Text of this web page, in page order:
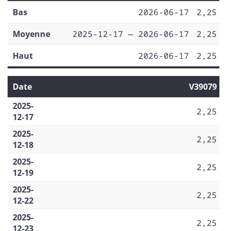
Bas
2026-06-17
2,25
Moyenne
2025-12-17 — 2026-06-17
2,25
Haut
2026-06-17 2,25
Date
V39079
2025-
12-17
2,25
2025-
12-18
2,25
2025-
12-19
2,25
2025-
12-22
2,25
2025-
12-23
2,25